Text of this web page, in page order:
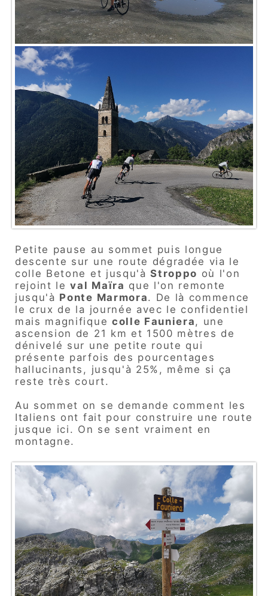
Petite pause au sommet puis longue
descente sur une route dégradée via le
colle Betone et jusqu'àStroppo où l'on
rejoint leval Maïra que l'on remonte
jusqu'à Ponte Marmora. De là commence
le crux de la journée avec le confidentiel
mais magnifique colle Fauniera , une
ascension de 21 km et 1500 mètres de
dénivelé sur une petite route qui
présente parfois des pourcentages
hallucinants, jusqu'à 25%, même si ça
reste très court.
Au sommet on se demande comment les
Italiens ont fait pour construire une route
jusque ici. On se sent vraiment en
montagne.